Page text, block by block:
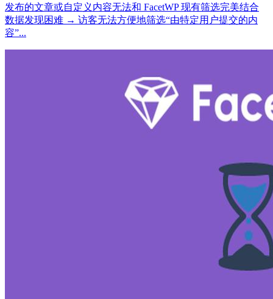
发布的文章或自定义内容无法和 FacetWP 现有筛选完美结合
数据发现困难 → 访客无法方便地筛选“由特定用户提交的内
容”...